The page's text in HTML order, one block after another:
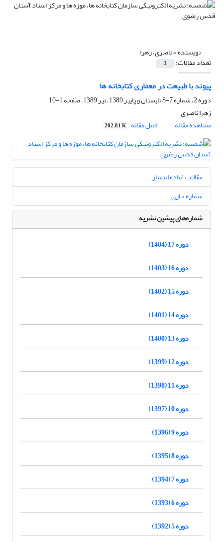
نویسنده =ناصری، زهرا
تعداد مقالات: 1
پیوند با طبیعت در معماری کتابخانه ­ها
دوره 2، شماره 7-8 تابستان و پاییز 1389، تیر 1389، صفحه
1-10
زهرا ناصری
مشاهده مقاله
اصل مقاله 202.81 K
مقالات آماده انتشار
شماره جاری
شماره‌های پیشین نشریه
دوره 17 (1404)
دوره 16 (1403)
دوره 15 (1402)
دوره 14 (1401)
دوره 13 (1400)
دوره 12 (1399)
دوره 11 (1398)
دوره 10 (1397)
دوره 9 (1396)
دوره 8 (1395)
دوره 7 (1394)
دوره 6 (1393)
دوره 5 (1392)